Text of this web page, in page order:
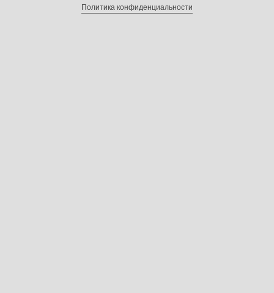
Политика конфиденциальности